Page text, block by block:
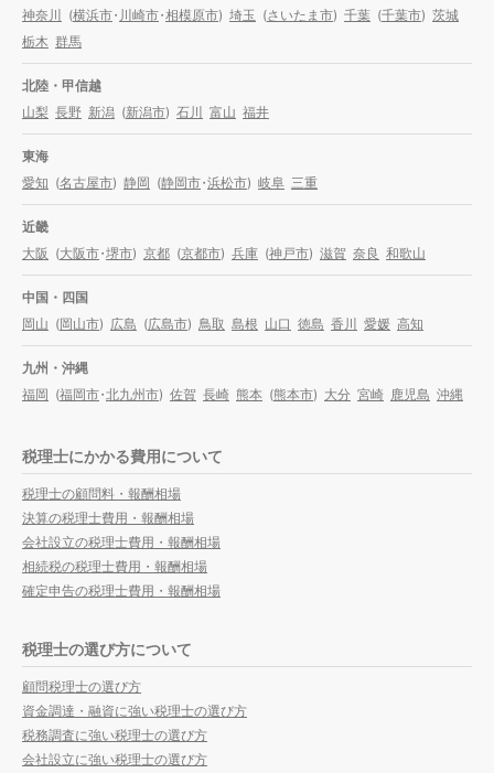
神奈川
(横浜市・ 川崎市・相模原市) 埼玉 (さいたま市) 千葉 (千葉市) 茨城
栃木 群馬
北陸・甲信越
山梨 長野 新潟 (新潟市) 石川 富山 福井
東海
愛知 (名古屋市) 静岡 (静岡市・浜松市) 岐阜 三重
近畿
大阪 (大阪市・堺市) 京都 (京都市) 兵庫 (神戸市) 滋賀 奈良 和歌山
中国・四国
岡山 (岡山市) 広島 (広島市) 鳥取 島根 山口 徳島 香川 愛媛 高知
九州・沖縄
福岡 (福岡市・北九州市) 佐賀 長崎 熊本 (熊本市) 大分 宮崎 鹿児島 沖縄
税理士にかかる費用について
税理士の顧問料・報酬相場
決算の税理士費用・報酬相場
会社設立の税理士費用・報酬相場
相続税の税理士費用・報酬相場
確定申告の税理士費用・報酬相場
税理士の選び方について
顧問税理士の選び方
資金調達・融資に強い税理士の選び方
税務調査に強い税理士の選び方
会社設立に強い税理士の選び方